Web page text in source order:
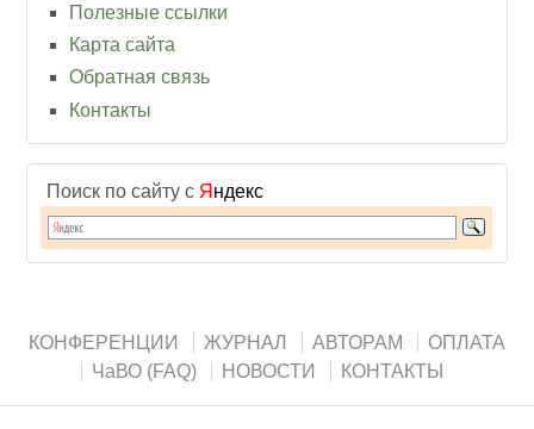
Полезные ссылки
Карта сайта
Обратная связь
Контакты
Поиск по сайту с Я ндекс
КОНФЕРЕНЦИИ ЖУРНАЛ АВТОРАМ
ОПЛАТА
ЧаВО (FAQ)
НОВОСТИ КОНТАКТЫ